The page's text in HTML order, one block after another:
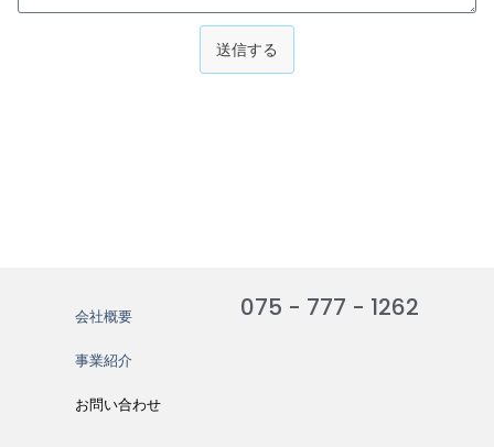
送信する
会社概要
事業紹介
お問い合わせ
075 - 777 - 1262